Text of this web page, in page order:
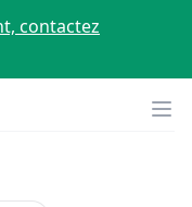
contactez